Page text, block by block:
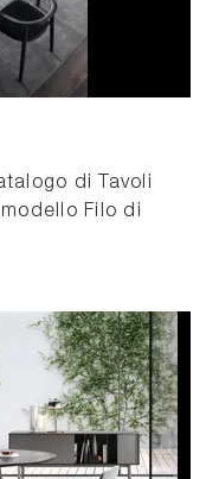
di Tavoli
Filo di